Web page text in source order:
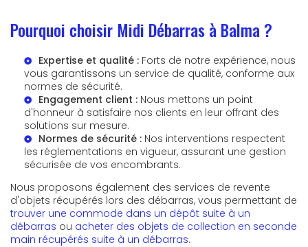
Pourquoi choisir Midi Débarras à Balma ?
Expertise et qualité : Forts de notre expérience, nous
vous garantissons un service de qualité, conforme aux
normes de sécurité.
Engagement client : Nous mettons un point
d'honneur à satisfaire nos clients en leur offrant des
solutions sur mesure.
Normes de sécurité : Nos interventions respectent
les réglementations en vigueur, assurant une gestion
sécurisée de vos encombrants.
Nous proposons également des services de revente
d'objets récupérés lors des débarras, vous permettant de
trouver une commode dans un dépôt suite à un
débarras ou acheter des objets de collection en seconde
main récupérés suite à un débarras.